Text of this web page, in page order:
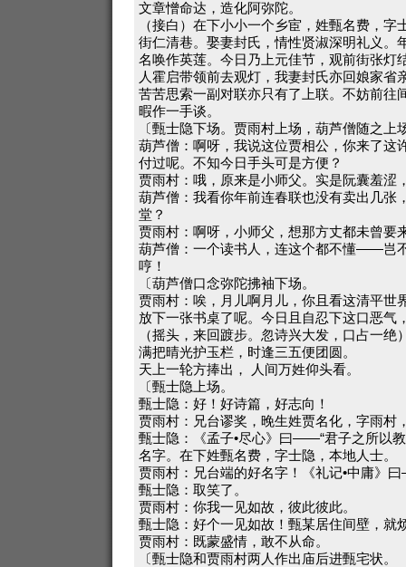
文章憎命达，造化阿弥陀。
（接白）在下小小一个乡宦，姓甄名费，
街仁清巷。娶妻封氏，情性贤淑深明礼义。
名唤作英莲。今日乃上元佳节，观前街张灯
人霍启带领前去观灯，我妻封氏亦回娘家省
苦苦思索一副对联亦只有了上联。不妨前往
暇作一手谈。
〔甄士隐下场。贾雨村上场，葫芦僧随之上
葫芦僧：啊呀，我说这位贾相公，你来了这
付过呢。不知今日手头可是方便？
贾雨村：哦，原来是小师父。实是阮囊羞涩
葫芦僧：我看你年前连春联也没有卖出几张
堂？
贾雨村：啊呀，小师父，想那方丈都未曾要
葫芦僧：一个读书人，连这个都不懂——岂
哼！
〔葫芦僧口念弥陀拂袖下场。
贾雨村：唉，月儿啊月儿，你且看这清平世
放下一张书桌了呢。今日且自忍下这口恶气
（摇头，来回踱步。忽诗兴大发，口占一绝
满把晴光护玉栏，时逢三五便团圆。
天上一轮方捧出， 人间万姓仰头看。
〔甄士隐上场。
甄士隐：好！好诗篇，好志向！
贾雨村：兄台谬奖，晚生姓贾名化，字雨村
甄士隐：《孟子•尽心》曰——“君子之所以
名字。在下姓甄名费，字士隐，本地人士。
贾雨村：兄台端的好名字！《礼记•中庸》
甄士隐：取笑了。
贾雨村：你我一见如故，彼此彼此。
甄士隐：好个一见如故！甄某居住间壁，就
贾雨村：既蒙盛情，敢不从命。
〔甄士隐和贾雨村两人作出庙后进甄宅状。